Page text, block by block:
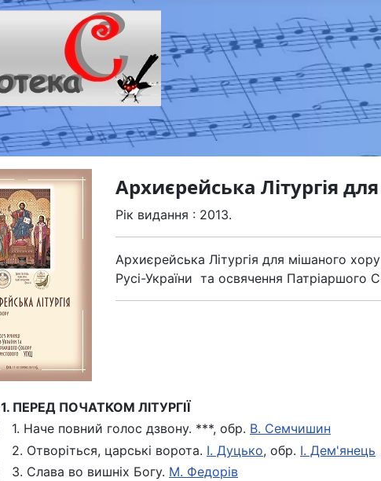
Архиєрейська Літургія
Рік видання : 2013.
Архиєрейська Літургія для мішаного
Русі-України та освячення Патріаршого
1. ПЕРЕД ПОЧАТКОМ ЛІТУРГІЇ
1. Наче повний голос дзвону. ***, обр. В. Семчишин
2. Отворіться, царські ворота. І. Дуцько, обр. І. Дем'янець
3. Слава во вишніх Богу. М. Федорів